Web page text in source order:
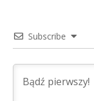
Subscribe